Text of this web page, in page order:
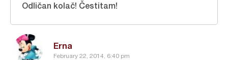
Erna
February 22, 2014, 6:40 pm
Odličan kolač! Čestitam!